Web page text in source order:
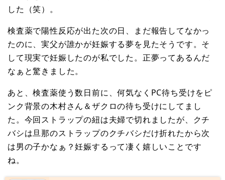
した（笑）。
検査薬で陽性反応が出た次の日、まだ報告してなかっ
たのに、実父が誰かが妊娠する夢を見たそうです。そ
して現実で妊娠したのが私でした。正夢ってあるんだ
なぁと驚きました。
あと、検査薬使う数日前に、何気なくPC待ち受けをピ
ンク背景の木村さん＆ザクロの待ち受けにしてまし
た。今回ストラップの紐は夫婦で切れましたが、クチ
バシは旦那のストラップのクチバシだけ折れたから次
は男の子かなぁ？妊娠するって凄く嬉しいことです
ね。